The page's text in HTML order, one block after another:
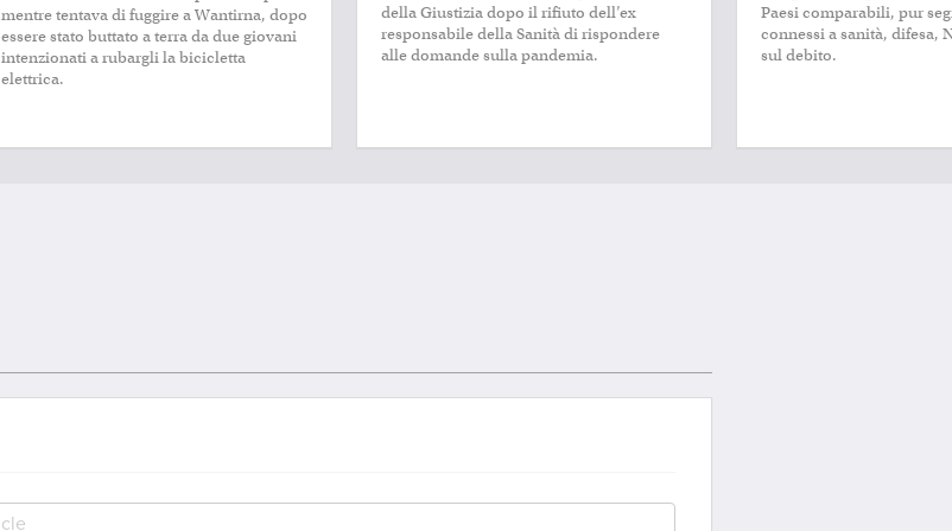
mentre tentava di fuggire a Wantirna, dopo
essere stato buttato a terra da due giovani
intenzionati a rubargli la bicicletta
elettrica.
della Giustizia dopo il rifiuto dell’ex
responsabile della Sanità di rispondere
alle domande sulla pandemia.
Paesi comparabili, pur
connessi a sanità, difesa,
sul debito.